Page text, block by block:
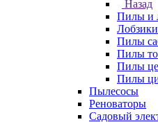
Назад
Пилы и
Лобзики
Пилы
Пилы
Пилы
Пилы
Пылесосы
Реноваторы
Садовый